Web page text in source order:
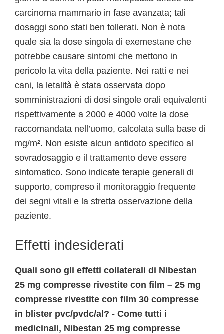
carcinoma mammario in fase avanzata; tali
dosaggi sono stati ben tollerati. Non è nota
quale sia la dose singola di exemestane che
potrebbe causare sintomi che mettono in
pericolo la vita della paziente. Nei ratti e nei
cani, la letalità è stata osservata dopo
somministrazioni di dosi singole orali equivalenti
rispettivamente a 2000 e 4000 volte la dose
raccomandata nell’uomo, calcolata sulla base di
mg/m². Non esiste alcun antidoto specifico al
sovradosaggio e il trattamento deve essere
sintomatico. Sono indicate terapie generali di
supporto, compreso il monitoraggio frequente
dei segni vitali e la stretta osservazione della
paziente.
Effetti indesiderati
Quali sono gli effetti collaterali di Nibestan
25 mg compresse rivestite con film – 25 mg
compresse rivestite con film 30 compresse
in blister pvc/pvdc/al? - Come tutti i
medicinali, Nibestan 25 mg compresse